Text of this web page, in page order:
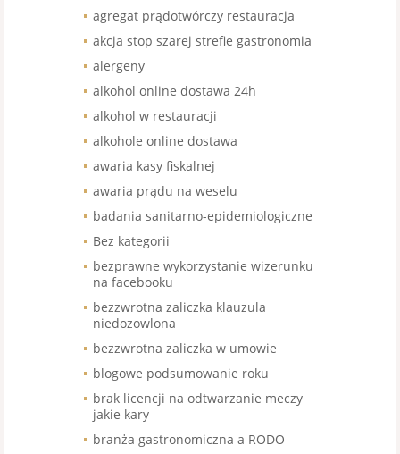
agregat prądotwórczy restauracja
akcja stop szarej strefie gastronomia
alergeny
alkohol online dostawa 24h
alkohol w restauracji
alkohole online dostawa
awaria kasy fiskalnej
awaria prądu na weselu
badania sanitarno-epidemiologiczne
Bez kategorii
bezprawne wykorzystanie wizerunku
na facebooku
bezzwrotna zaliczka klauzula
niedozowlona
bezzwrotna zaliczka w umowie
blogowe podsumowanie roku
brak licencji na odtwarzanie meczy
jakie kary
branża gastronomiczna a RODO